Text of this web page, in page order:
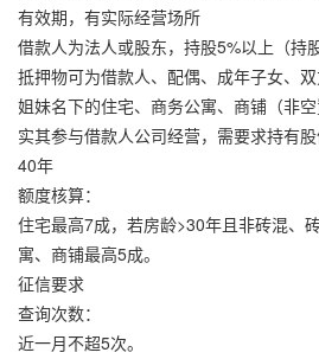
有效期，有实际经营场所
借款人为法人或股东，持股5%以上（持
抵押物可为借款人、配偶、成年子女、
姐妹名下的住宅、商务公寓、商铺（非
实其参与借款人公司经营，需要求持有
40年
额度核算：
住宅最高7成，若房龄>30年且非砖混、
寓、商铺最高5成。
征信要求
查询次数：
近一月不超5次。